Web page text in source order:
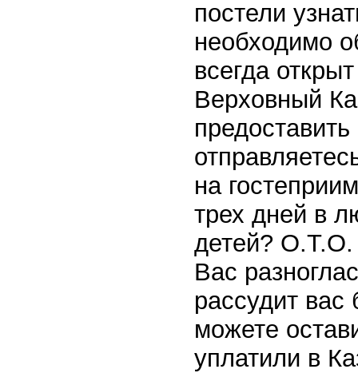
постели
необходимо
всегда
Верховный
на
трех дней в
детей? О.Т.О.
Вас
рассудит
можете
уплатили в